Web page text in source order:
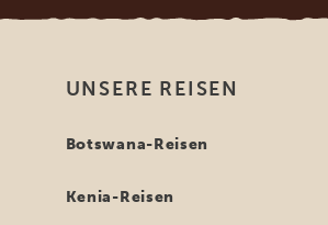
UNSERE REISEN
Botswana-Reisen
Kenia-Reisen